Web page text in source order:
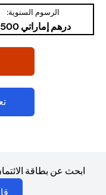
الرسوم السنوية:
درهم إماراتي 1500
ابحث عن بطاقة